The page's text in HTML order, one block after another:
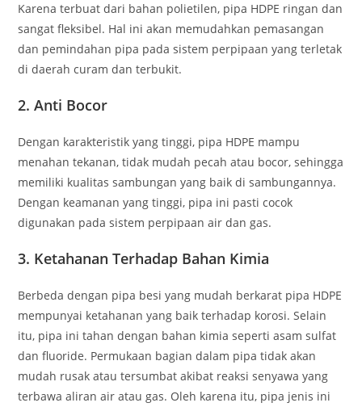
Karena terbuat dari bahan polietilen, pipa HDPE ringan dan
sangat fleksibel. Hal ini akan memudahkan pemasangan
dan pemindahan pipa pada sistem perpipaan yang terletak
di daerah curam dan terbukit.
2.Anti Bocor
Dengan karakteristik yang tinggi, pipa HDPE mampu
menahan tekanan, tidak mudah pecah atau bocor, sehingga
memiliki kualitas sambungan yang baik di sambungannya.
Dengan keamanan yang tinggi, pipa ini pasti cocok
digunakan pada sistem perpipaan air dan gas.
3. Ketahanan Terhadap Bahan Kimia
Berbeda dengan pipa besi yang mudah berkarat pipa HDPE
mempunyai ketahanan yang baik terhadap korosi. Selain
itu, pipa ini tahan dengan bahan kimia seperti asam sulfat
dan fluoride. Permukaan bagian dalam pipa tidak akan
mudah rusak atau tersumbat akibat reaksi senyawa yang
terbawa aliran air atau gas. Oleh karena itu, pipa jenis ini